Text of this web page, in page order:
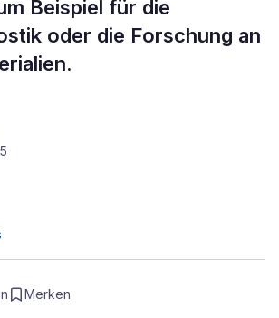
Beispiel für die
oder die Forschung an
Merken